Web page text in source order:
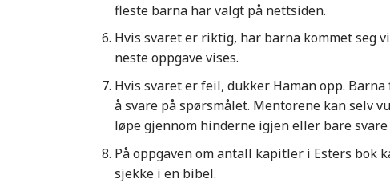
fleste barna har valgt på nettsiden.
Hvis svaret er riktig, har barna kommet seg
neste oppgave vises.
Hvis svaret er feil, dukker Haman opp.
å svare på spørsmålet. Mentorene kan selv
løpe gjennom hinderne igjen eller bare
På oppgaven om antall kapitler i Esters bok
sjekke i en bibel.